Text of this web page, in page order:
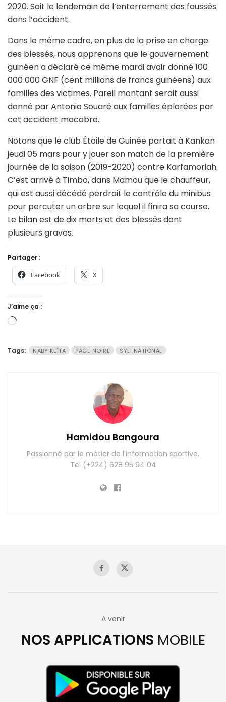
2020. Soit le lendemain de l’enterrement des faussés
dans l’accident.
Dans le même cadre, en plus de la prise en charge
des blessés, nous apprenons que le gouvernement
guinéen a déclaré ce même mardi avoir donné 100
000 000 GNF (cent millions de francs guinéens) aux
familles des victimes. Pareil montant serait aussi
donné par Antonio Souaré aux familles éplorées par
cet accident macabre.
Notons que le club Étoile de Guinée partait à Kankan
jeudi 05 mars pour y jouer son match de la première
journée de la saison (2019-2020) contre Karfamoriah.
C’est arrivé à Timbo, dans Mamou que le chauffeur,
qui est aussi décédé perdrait le contrôle du minibus
pour percuter un arbre sur lequel il finira sa course.
Le bilan est de dix morts et des blessés dont
plusieurs graves.
Partager :
Facebook X
J’aime ça :
Chargement…
Tags: NABY KEÏTA PAGE NOIRE SYLI NATIONAL
Hamidou Bangoura
Passionné par le métier de l'information sportive.
Tel (+224) 628 95 94 04
A venir
NOS APPLICATIONS MOBILE